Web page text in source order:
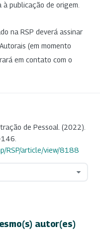
publicação de origem.
na RSP deverá assinar
(em momento
em contato com o
de Pessoal. (2022).
RSP/article/view/8188
autor(es)